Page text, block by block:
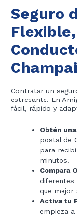
Seguro
Contratar un
estresante. En
fácil, rápido y
Obtén
postal de
para
minutos.
Compara
diferentes
que mejor
Activa tu
empieza a